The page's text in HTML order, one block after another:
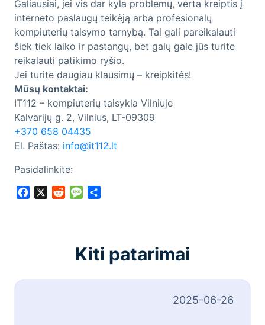
Galiausiai, jei vis dar kyla problemų, verta kreiptis į
interneto paslaugų teikėją arba profesionalų
kompiuterių taisymo tarnybą. Tai gali pareikalauti
šiek tiek laiko ir pastangų, bet galų gale jūs turite
reikalauti patikimo ryšio.
Jei turite daugiau klausimų – kreipkitės!
Mūsų kontaktai:
IT112 – kompiuterių taisykla Vilniuje
Kalvarijų g. 2, Vilnius, LT-09309
+370 658 04435
El. Paštas: info@it112.lt
Pasidalinkite:
FacebookRedditMessage
Kiti patarimai
2025-06-26